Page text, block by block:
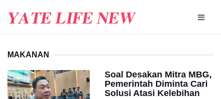
MAKANAN
Soal Desakan Mitra MBG,
Pemerintah Diminta Cari
Solusi Atasi Kelebihan